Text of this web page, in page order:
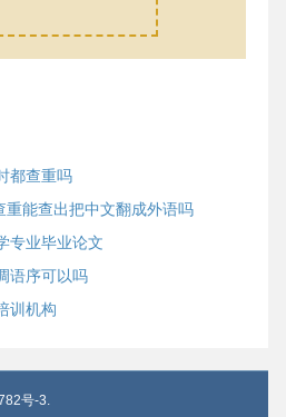
都查重吗
重能查出把中文翻成外语吗
专业毕业论文
语序可以吗
训机构
号-3.